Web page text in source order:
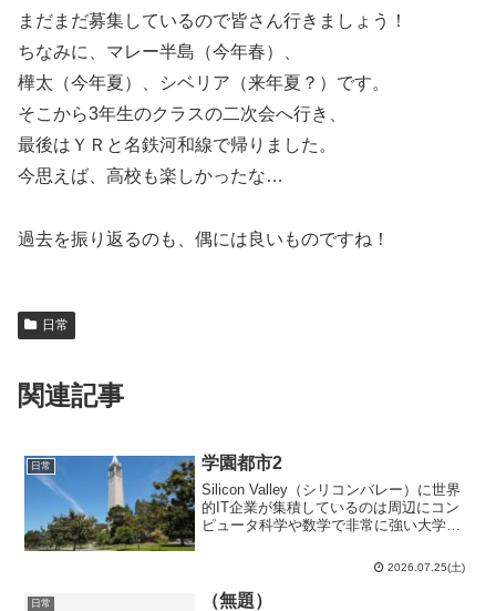
まだまだ募集しているので皆さん行きましょう！
ちなみに、マレー半島（今年春）、
樺太（今年夏）、シベリア（来年夏？）です。
そこから3年生のクラスの二次会へ行き、
最後はＹＲと名鉄河和線で帰りました。
今思えば、高校も楽しかったな…
過去を振り返るのも、偶には良いものですね！
日常
関連記事
日常 学園都市2
Silicon Valley（シリコンバレー）に世界
的IT企業が集積しているのは周辺にコン
ピュータ科学や数学で非常に強い大学が
る原動力となっているからです。その1つ
2026.07.25(土)
日常 （無題）